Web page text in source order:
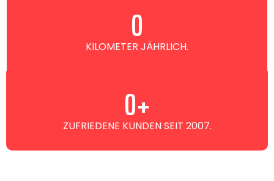
KILOMETER JÄHRLICH.
0
ZUFRIEDENE KUNDEN SEIT 2007.
0+